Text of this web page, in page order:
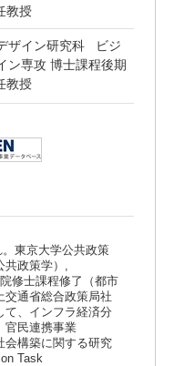
教授
ザイン研究科 ビジ
ン専攻 博士課程後期
教授
東京大学公共政策
共政策学）,
修士課程修了（都市
交通省総合政策局社
て、インフラ経済分
官民連携事業
会構築に関する研究
Task